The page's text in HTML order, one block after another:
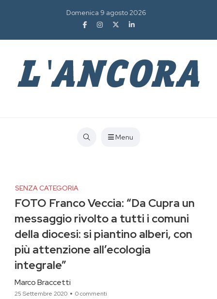
Domenica 9 agosto 2026
Menu
SENZA CATEGORIA
FOTO Franco Veccia: “Da Cupra un
messaggio rivolto a tutti i comuni
della diocesi: si piantino alberi, con
più attenzione all’ecologia
integrale”
Marco Braccetti
25 Settembre 2020 0 commenti